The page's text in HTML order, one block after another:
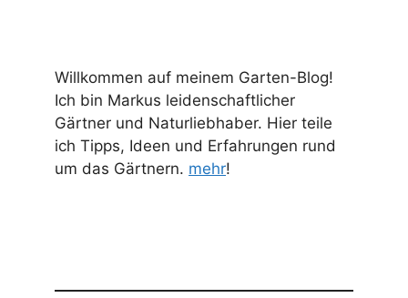
Willkommen auf meinem Garten-Blog!
Ich bin Markus leidenschaftlicher
Gärtner und Naturliebhaber. Hier teile
ich Tipps, Ideen und Erfahrungen rund
um das Gärtnern. mehr!